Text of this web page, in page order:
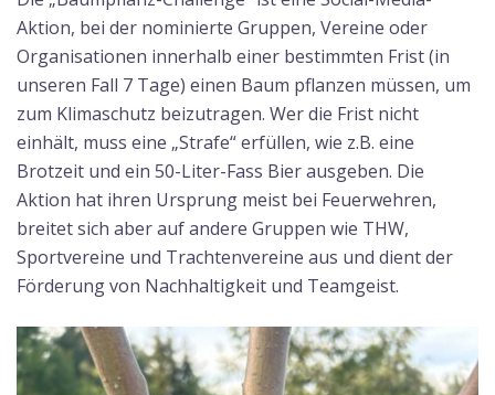
Aktion, bei der nominierte Gruppen, Vereine oder
Organisationen innerhalb einer bestimmten Frist (in
unseren Fall 7 Tage) einen Baum pflanzen müssen, um
zum Klimaschutz beizutragen. Wer die Frist nicht
einhält, muss eine „Strafe“ erfüllen, wie z.B. eine
Brotzeit und ein 50-Liter-Fass Bier ausgeben. Die
Aktion hat ihren Ursprung meist bei Feuerwehren,
breitet sich aber auf andere Gruppen wie THW,
Sportvereine und Trachtenvereine aus und dient der
Förderung von Nachhaltigkeit und Teamgeist.